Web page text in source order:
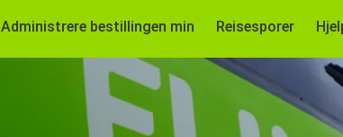
Administrere bestillingen min Reisesporer